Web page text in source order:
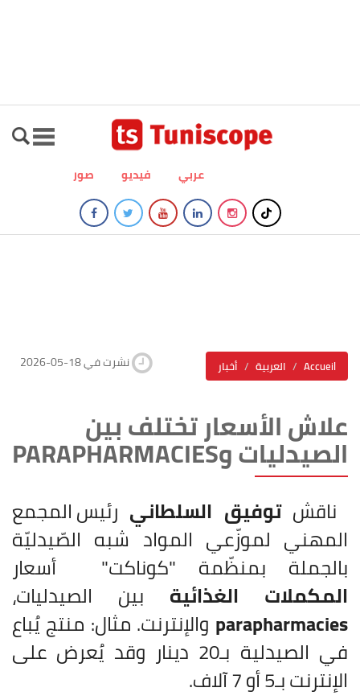
صور فيديو عربي
أخبار العربية Accueil 2026-05-18 نشرت في
علاش الأسعار تختلف بين
الصيدليات وPARAPHARMACIES
ناقشتوفيق السلطاني رئيس المجمع
المهني لموزّعي المواد شبه الصّيدليّة
بالجملة بمنظّمة "كوناكت" أسعار
المكملات الغذائية بين الصيدليات،
parapharmacies والإنترنت. مثال: منتج يُباع
في الصيدلية بـ20 دينار وقد يُعرض على
الإنترنت بـ5 أو 7 آلاف.